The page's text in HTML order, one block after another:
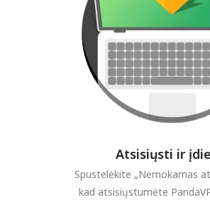
Atsisiųsti ir
Spustelėkite „Nemokamas
kad atsisiųstumėte